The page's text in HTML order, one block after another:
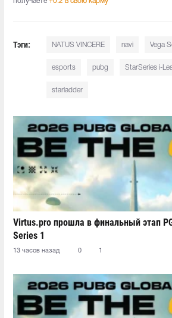
Тэги: NATUS VINCERE navi Vega
esports pubg StarSeries i-
starladder
Virtus.pro прошла в финальный этап
Series 1
13 часов назад 0 1